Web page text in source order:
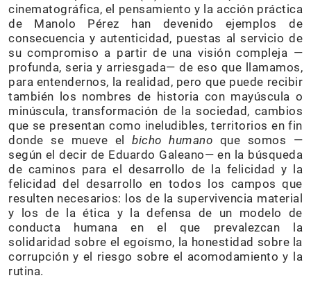
cinematográfica, el pensamiento y la acción práctica
de Manolo Pérez han devenido ejemplos de
consecuencia y autenticidad, puestas al servicio de
su compromiso a partir de una visión compleja —
profunda, seria y arriesgada— de eso que llamamos,
para entendernos, la realidad, pero que puede recibir
también los nombres de historia con mayúscula o
minúscula, transformación de la sociedad, cambios
que se presentan como ineludibles, territorios en fin
donde se mueve el bicho humano que somos —
según el decir de Eduardo Galeano— en la búsqueda
de caminos para el desarrollo de la felicidad y la
felicidad del desarrollo en todos los campos que
resulten necesarios: los de la supervivencia material
y los de la ética y la defensa de un modelo de
conducta humana en el que prevalezcan la
solidaridad sobre el egoísmo, la honestidad sobre la
corrupción y el riesgo sobre el acomodamiento y la
rutina.